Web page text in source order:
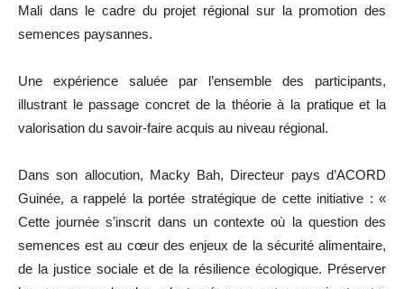
Mali dans le cadre du projet régional sur la promotion des
semences paysannes.
Une expérience saluée par l’ensemble des participants,
illustrant le passage concret de la théorie à la pratique et la
valorisation du savoir-faire acquis au niveau régional.
Dans son allocution, Macky Bah, Directeur pays d’ACORD
Guinée, a rappelé la portée stratégique de cette initiative : «
Cette journée s’inscrit dans un contexte où la question des
semences est au cœur des enjeux de la sécurité alimentaire,
de la justice sociale et de la résilience écologique. Préserver